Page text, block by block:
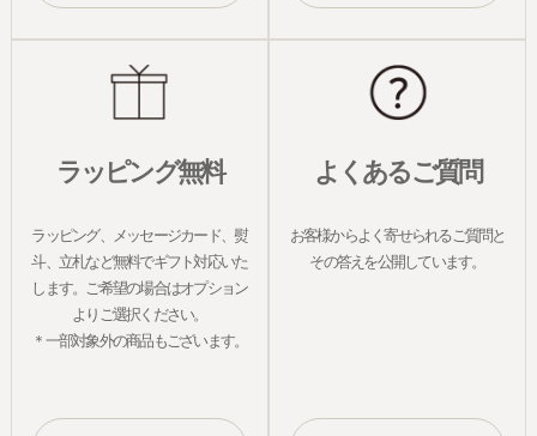
ラッピング無料
ラッピング、メッセージカード、熨
斗、立札など無料でギフト対応いた
します。ご希望の場合はオプション
よりご選択ください。
＊一部対象外の商品もございます。
よくあるご質問
お客様からよく寄せられるご質問と
その答えを公開しています。